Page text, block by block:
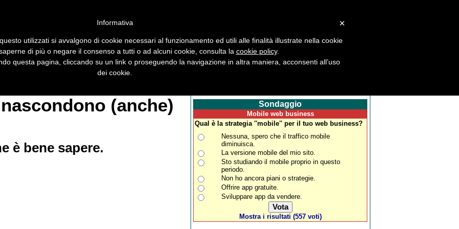
Sicurezza Trucchi Maipiusenza Segnalazioni Sondaggi Antibufala Download News
(anche)
è bene sapere.
Sondaggio
Mobile web business
Qual è la strategia ''mobile'' per il tuo web business?
Nessuna, spero che il traffico mobile
diminuisca.
La versione mobile del mio sito.
Sto studiando il mobile proprio in questo
periodo.
Non ho ancora piani o strategie.
Offrire app gratuite.
Sviluppare app da vendere.
Mostra i risultati (557 voti)
×
Informativa
utilizzati si avvalgono di cookie necessari al funzionamento ed utili alle finalità illustrate nella cookie
di più o negare il consenso a tutti o ad alcuni cookie, consulta la cookie policy.
questa pagina, cliccando su un link o proseguendo la navigazione in altra maniera, acconsenti all’uso
dei cookie.